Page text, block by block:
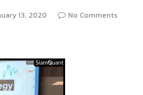
13, 2020
No Comments